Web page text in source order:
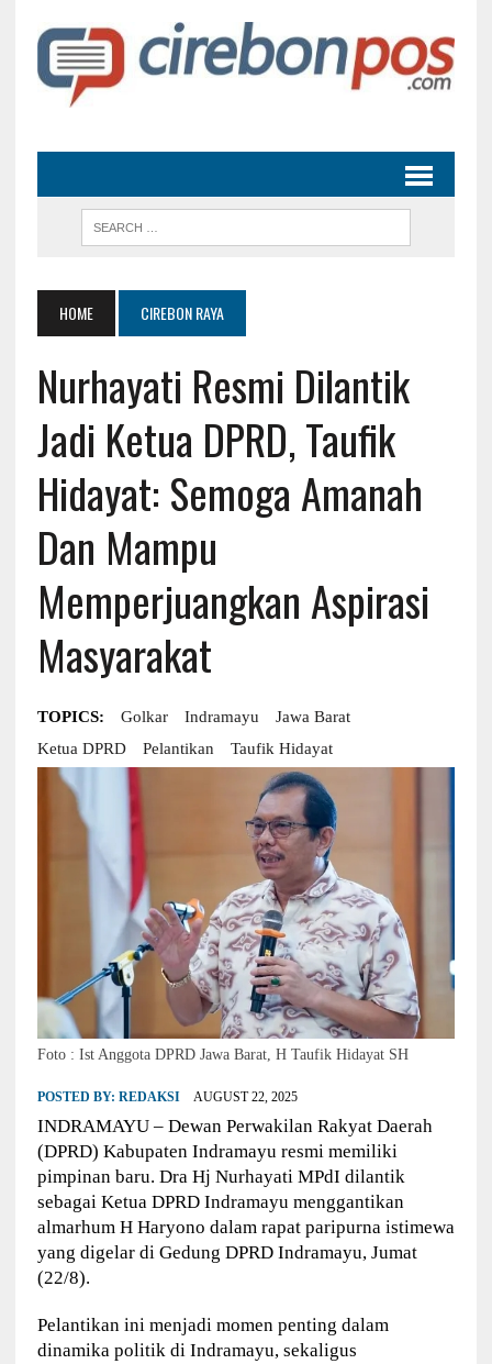
HOME CIREBON RAYA
Nurhayati Resmi Dilantik
Jadi Ketua DPRD, Taufik
Hidayat: Semoga Amanah
Dan Mampu
Memperjuangkan Aspirasi
Masyarakat
TOPICS: Golkar Indramayu
Jawa Barat
Ketua DPRD
Pelantikan Taufik Hidayat
Foto : Ist Anggota DPRD Jawa Barat, H Taufik Hidayat SH
POSTED BY: REDAKSI AUGUST 22, 2025
INDRAMAYU – Dewan Perwakilan Rakyat Daerah
(DPRD) Kabupaten Indramayu resmi memiliki
pimpinan baru. Dra Hj Nurhayati MPdI dilantik
sebagai Ketua DPRD Indramayu menggantikan
almarhum H Haryono dalam rapat paripurna istimewa
yang digelar di Gedung DPRD Indramayu, Jumat
(22/8).
Pelantikan ini menjadi momen penting dalam
dinamika politik di Indramayu, sekaligus